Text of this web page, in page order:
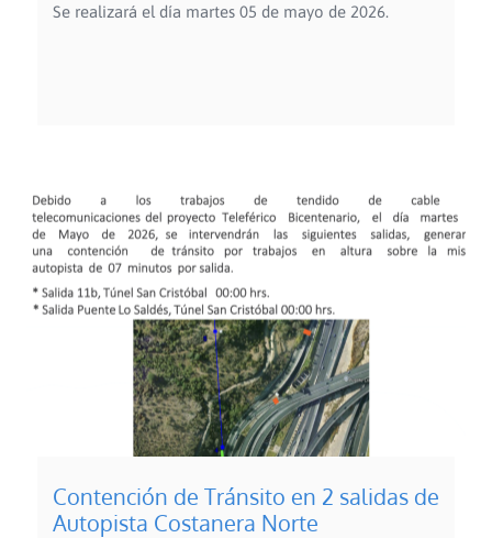
Se realizará el día martes 05 de mayo de 2026.
Contención de Tránsito en 2 salidas de
Autopista Costanera Norte